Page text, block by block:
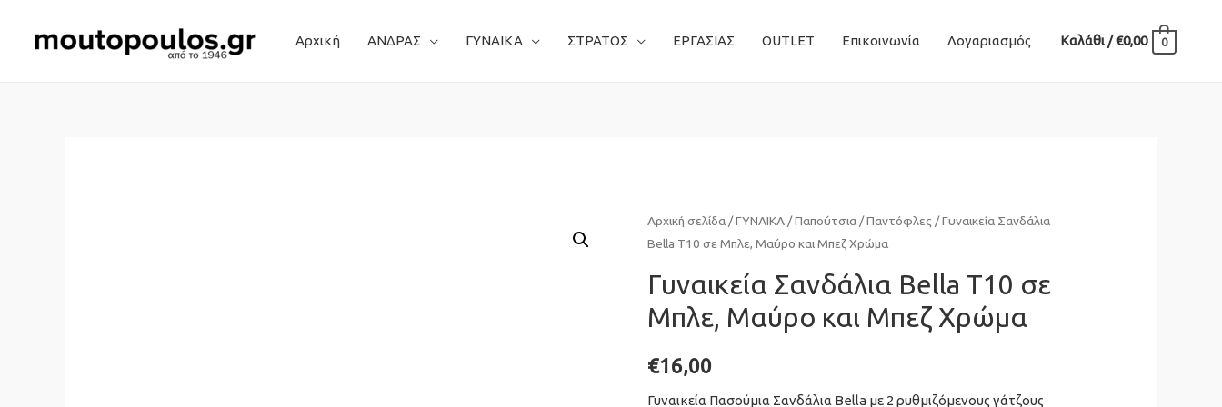
Αρχική ΑΝΔΡΑΣ ΓΥΝΑΙΚΑ ΣΤΡΑΤΟΣ ΕΡΓΑΣΙΑΣ OUTLET Επικοινωνία Λογαριασμός Καλάθι/€0,00 0
Αρχική σελίδα /ΓΥΝΑΙΚΑ /Παπούτσια /Παντόφλες / Γυναικεία Σανδάλια
Bella T10 σε Μπλε, Μαύρο και Μπεζ Χρώμα
Γυναικεία Σανδάλια Bella T10 σε
Μπλε, Μαύρο και Μπεζ Χρώμα
€16,00
Γυναικεία Πασούμια Σανδάλια Bella με 2 ρυθμιζόμενους γάτζους